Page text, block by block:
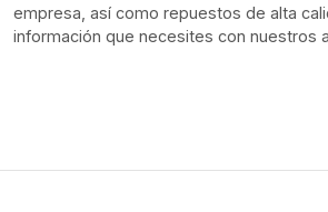
empresa, así como repuestos de alta
información que necesites con nuestros